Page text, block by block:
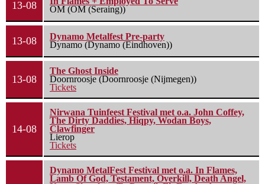
13-08
OM (OM (Seraing))
13-08
Dynamo Metalfest Pre-party
Dynamo (Dynamo (Eindhoven))
13-08
The Ghost Inside
Doornroosje (Doornroosje (Nijmegen))
Tickets
14-08
Nirwana Tuinfeest Festival met o.a. John Coffey,
The Dirty Daddies, Hiqpy, Wodan Boys,
Clawfinger
Lierop
Tickets
Dynamo MetalFest Festival met o.a. In Flames,
Lamb Of God, Testament, Overkill, Death Angel,